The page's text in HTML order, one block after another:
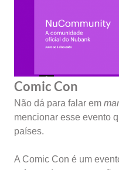
Comic Con
Não dá para falar em
mencionar esse evento
países.
A Comic Con é um